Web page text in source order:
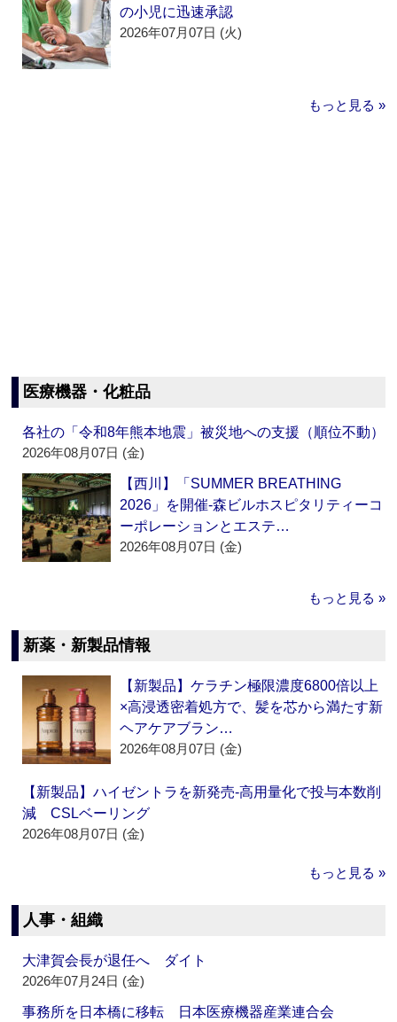
の小児に迅速承認
2026年07月07日 (火)
もっと見る »
医療機器・化粧品
各社の「令和8年熊本地震」被災地への支援（順位不動）
2026年08月07日 (金)
【西川】「SUMMER BREATHING
2026」を開催‐森ビルホスピタリティーコ
ーポレーションとエステ…
2026年08月07日 (金)
もっと見る »
新薬・新製品情報
【新製品】ケラチン極限濃度6800倍以上
×高浸透密着処方で、髪を芯から満たす新
ヘアケアブラン…
2026年08月07日 (金)
【新製品】ハイゼントラを新発売‐高用量化で投与本数削
減 CSLベーリング
2026年08月07日 (金)
もっと見る »
人事・組織
大津賀会長が退任へ ダイト
2026年07月24日 (金)
事務所を日本橋に移転 日本医療機器産業連合会